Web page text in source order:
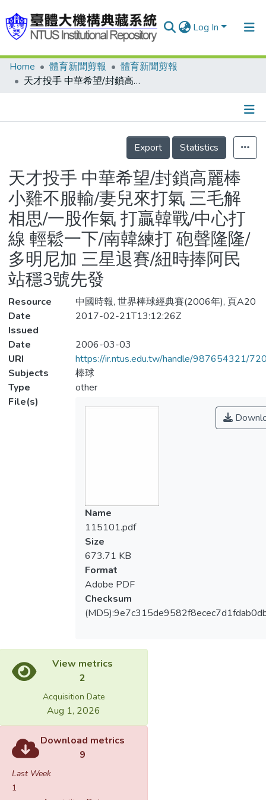
Log In
Communities & Collections
Statistics
Home 體育新聞剪報
體育新聞剪報
天才投手 中華希望/封鎖高麗棒 小雞不服輸/妻兒來打氣 三毛解相思/一股作氣 打贏韓戰/中心打線 輕鬆一下/南韓練打 砲聲隆隆/多明尼加 三星退賽/紐時捧阿民 站穩3號先發
Details
Export
Statistics
天才投手 中華希望/封鎖高麗棒
小雞不服輸/妻兒來打氣 三毛解
相思/一股作氣 打贏韓戰/中心打
線 輕鬆一下/南韓練打 砲聲隆隆/
多明尼加 三星退賽/紐時捧阿民
站穩3號先發
Resource
中國時報, 世界棒球經典賽(2006年), 頁A20
Date
Issued
2017-02-21T13:12:26Z
Date
2006-03-03
URI
https://ir.ntus.edu.tw/handle/987654321/
Subjects
棒球
Type
other
File(s)
Name
115101.pdf
Size
673.71 KB
Format
Adobe PDF
Checksum
View metrics
2
Acquisition Date
Aug 1, 2026
Download metrics
9
Last Week
1